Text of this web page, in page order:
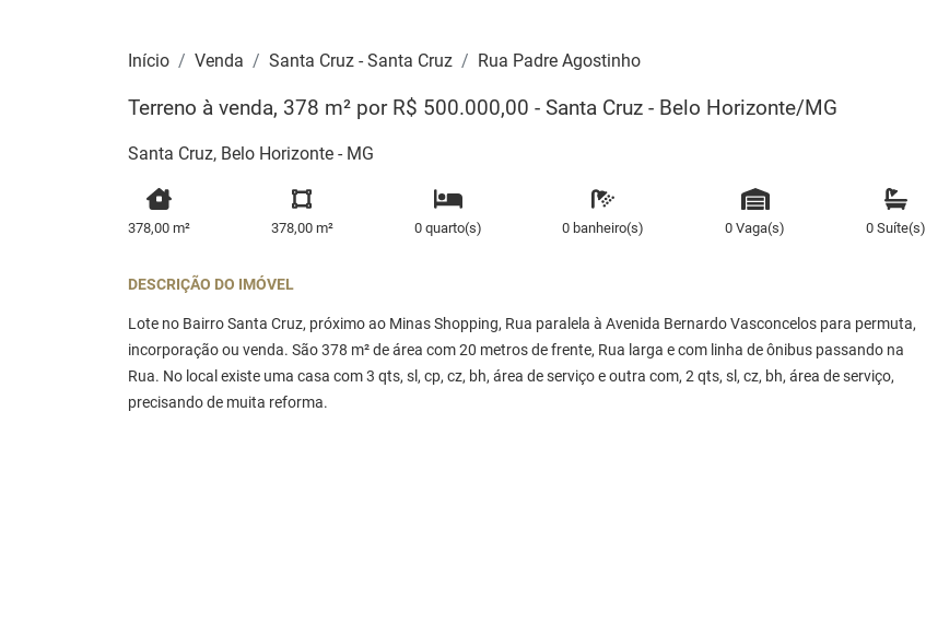
Início Venda Santa Cruz - Santa Cruz Rua Padre Agostinho
Terreno à venda, 378 m² por R$ 500.000,00 - Santa Cruz - Belo Horizonte/MG
Santa Cruz, Belo Horizonte - MG
378,00 m² 378,00 m² 0 quarto(s) 0 banheiro(s) 0 Vaga(s) 0 Suíte(s)
DESCRIÇÃO DO IMÓVEL
Lote no Bairro Santa Cruz, próximo ao Minas Shopping, Rua paralela à Avenida Bernardo Vasconcelos para permuta,
incorporação ou venda. São 378 m² de área com 20 metros de frente, Rua larga e com linha de ônibus passando na
Rua. No local existe uma casa com 3 qts, sl, cp, cz, bh, área de serviço e outra com, 2 qts, sl, cz, bh, área de serviço,
precisando de muita reforma.